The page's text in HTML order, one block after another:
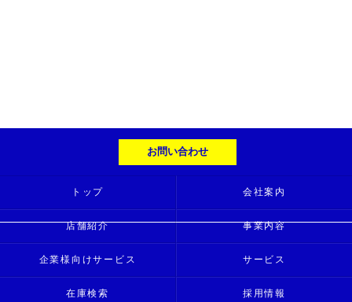
お問い合わせ
トップ 会社案内
店舗紹介 事業内容
企業様向けサービス サービス
在庫検索 採用情報